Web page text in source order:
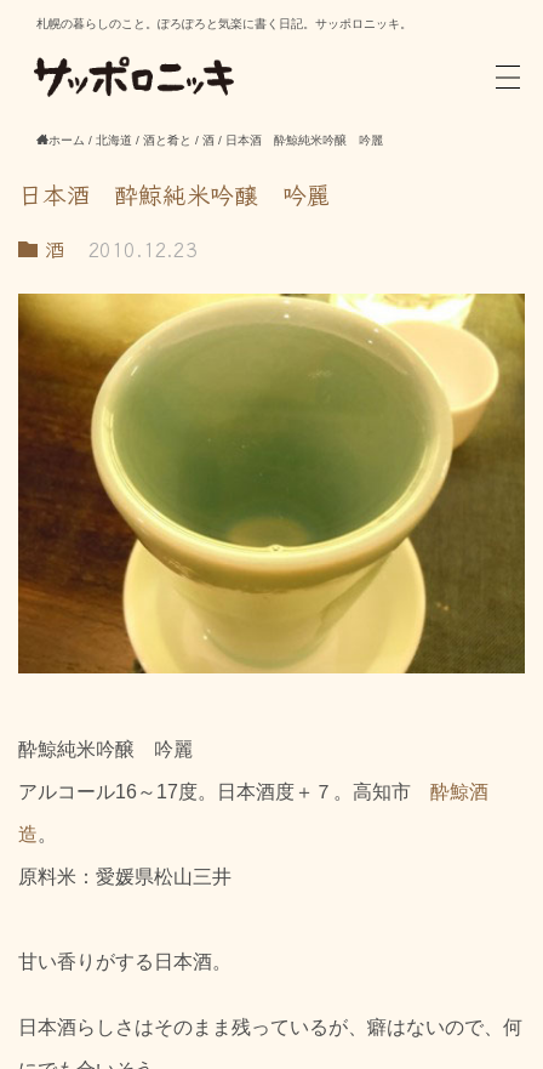
札幌の暮らしのこと。ぽろぽろと気楽に書く日記。サッポロニッキ。
ホーム / 北海道 / 酒と肴と / 酒 / 日本酒 酔鯨純米吟醸 吟麗
日本酒 酔鯨純米吟醸 吟麗
酒 2010.12.23
酔鯨純米吟醸 吟麗
アルコール16～17度。日本酒度＋７。高知市 酔鯨酒
造。
原料米：愛媛県松山三井
甘い香りがする日本酒。
日本酒らしさはそのまま残っているが、癖はないので、何